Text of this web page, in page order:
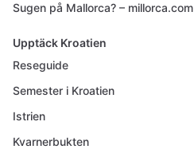
Sugen på Mallorca? – millorca.com
Upptäck Kroatien
Reseguide
Semester i Kroatien
Istrien
Kvarnerbukten